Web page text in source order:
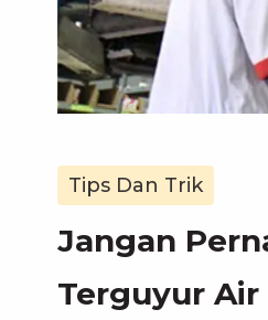
Tips Dan Trik
Jangan
Terguyur Air